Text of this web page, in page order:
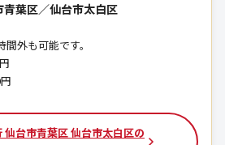
葉区／仙台市太白区
外も可能です。
仙台市青葉区 仙台市太白区の